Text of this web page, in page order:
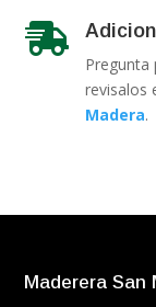

Pregunta
revisalos
Madera.
Maderera San